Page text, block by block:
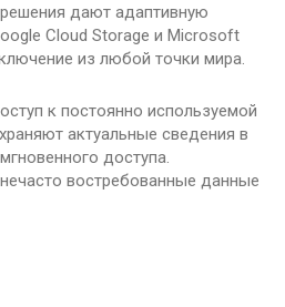
дают адаптивную
Cloud Storage и Microsoft
из любой точки мира.
к постоянно используемой
актуальные сведения в
доступа.
востребованные данные